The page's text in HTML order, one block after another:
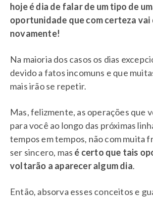
hoje é dia de falar de um tipo de
oportunidade que com certeza
novamente!
Na maioria dos casos os dias
devido a fatos incomuns e que
mais irão se repetir.
Mas, felizmente, as operações que
para você ao longo das próximas
tempos em tempos, não com muita
ser sincero, mas é certo que tais
voltarão a aparecer algum dia.
Então, absorva esses conceitos e